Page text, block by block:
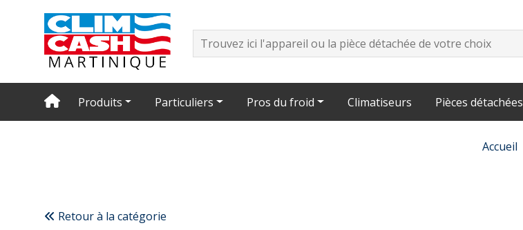
Produits Particuliers Pros du froid Climatiseurs Pièces détachées
Accueil
Retour à la catégorie